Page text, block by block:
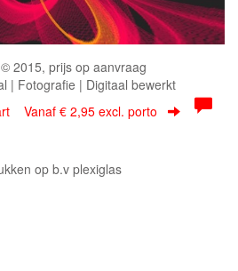
2015, prijs op aanvraag
| Fotografie | Digitaal bewerkt
Vanaf € 2,95 excl. porto
op b.v plexiglas